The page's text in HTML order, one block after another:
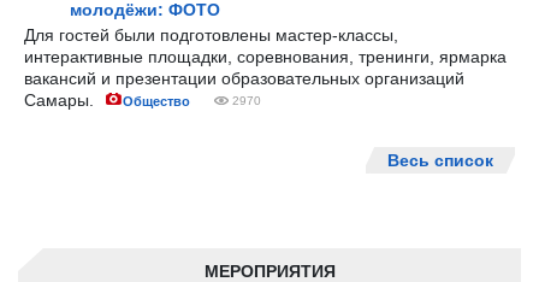
МЕРОПРИЯТИЯ
молодёжи: ФОТО
Для гостей были подготовлены мастер-классы,
интерактивные площадки, соревнования, тренинги, ярмарка
вакансий и презентации образовательных организаций
Самары.
Общество 2970
Весь список